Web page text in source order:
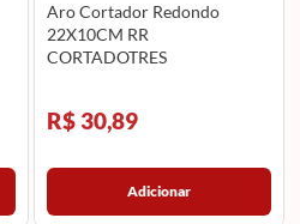
Aro Cortador Redondo
22X10CM RR
CORTADOTRES
R$ 30,89
Adicionar